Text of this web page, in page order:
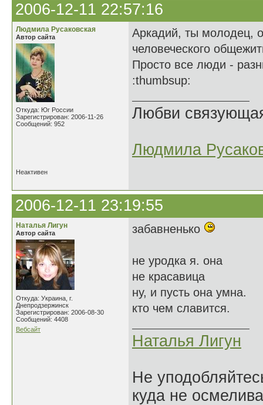
2006-12-11 22:57:16
Людмила Русаковская
Автор сайта
Откуда: Юг России
Зарегистрирован: 2006-11-26
Сообщений: 952
Аркадий, ты молодец,
человеческого
Просто все люди -
:thumbsup:
Любви
Людмила
Неактивен
2006-12-11 23:19:55
Наталья Лигун
Автор сайта
Откуда: Украина, г.
Днепродзержинск
Зарегистрирован: 2006-08-30
Сообщений: 4408
Вебсайт
забавненько
не уродка я. она
не красавица
ну, и пусть она умна.
кто чем славится.
Наталья Лигун
Не
куда не